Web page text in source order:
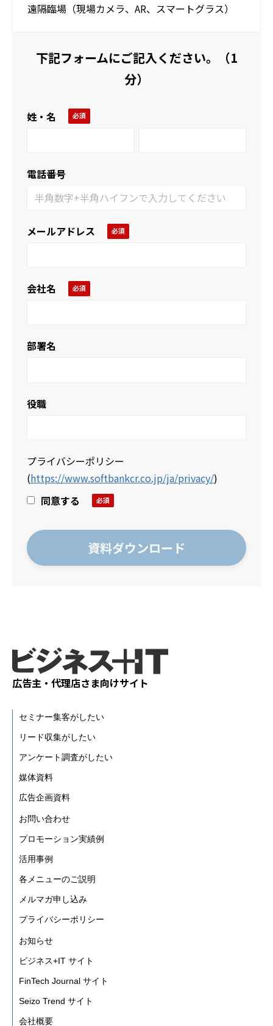
遠隔臨場（現場カメラ、AR、スマートグラス）
下記フォームにご記入ください。（1
分）
姓・名
電話番号
メールアドレス
会社名
部署名
役職
プライバシーポリシー
(https://www.softbankcr.co.jp/ja/privacy/)
同意する
広告主・代理店さま向けサイト
セミナー集客がしたい
リード収集がしたい
アンケート調査がしたい
媒体資料
広告企画資料
お問い合わせ
プロモーション実績例
活用事例
各メニューのご説明
メルマガ申し込み
プライバシーポリシー
お知らせ
ビジネス+IT サイト
FinTech Journal サイト
Seizo Trend サイト
会社概要